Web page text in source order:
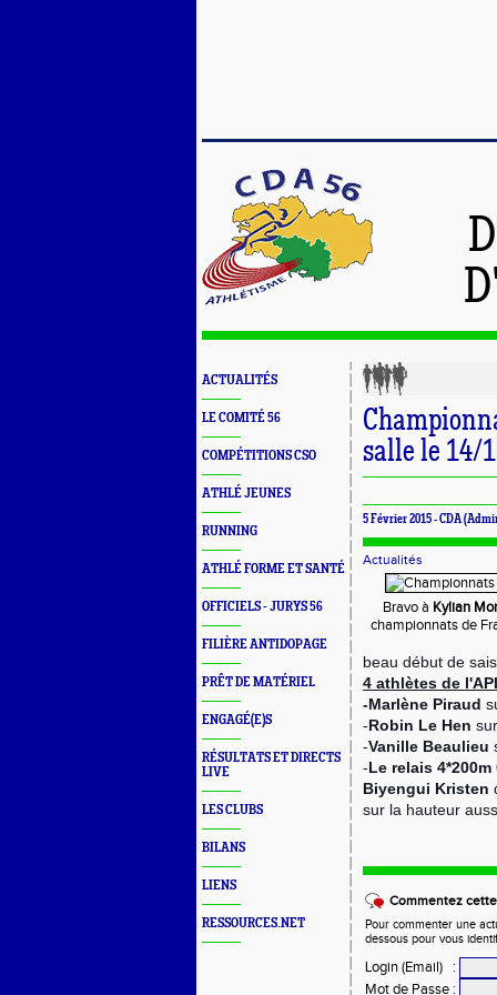
ACTUALITÉS
LE COMITÉ 56
COMPÉTITIONS CSO
ATHLÉ JEUNES
RUNNING
ATHLÉ FORME ET SANTÉ
OFFICIELS - JURYS 56
FILIÈRE ANTIDOPAGE
PRÊT DE MATÉRIEL
ENGAGÉ(E)S
RÉSULTATS ET DIRECTS
LIVE
LES CLUBS
BILANS
LIENS
RESSOURCES.NET
salle le 14/
5 Février 2015 -CDA
Actualités
Bravo à Kylian
championnats de
beau début de
4 athlètes de
-Marlène Piraud
-Robin Le Hen
-Vanille Beaulieu
-Le relais 4*200m
Biyengui Kristen
sur la hauteur
Commentez
Pour commenter une
dessous pour vous
Login (Email)
:
Mot de Passe :